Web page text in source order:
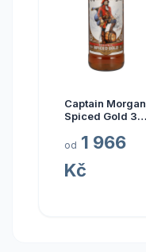
Captain Morgan
Spiced Gold 3l
od 1 966
Kč